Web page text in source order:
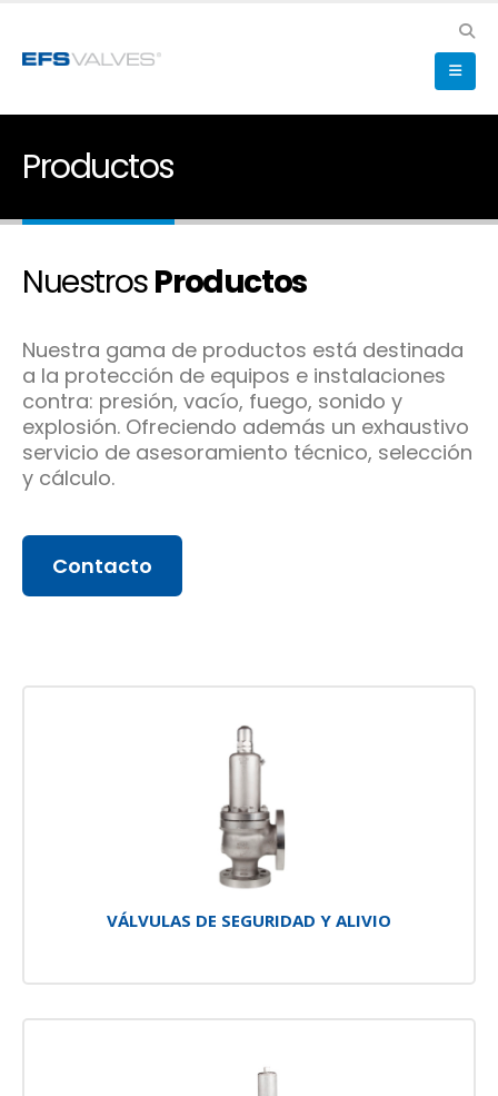
Productos
NuestrosProductos
Nuestra gama de productos está destinada
a la protección de equipos e instalaciones
contra: presión, vacío, fuego, sonido y
explosión. Ofreciendo además un exhaustivo
servicio de asesoramiento técnico, selección
y cálculo.
Contacto
VÁLVULAS DE SEGURIDAD Y ALIVIO